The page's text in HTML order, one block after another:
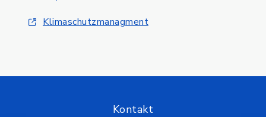
Klimaschutzmanagment
Kontakt